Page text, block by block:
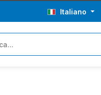
Italiano